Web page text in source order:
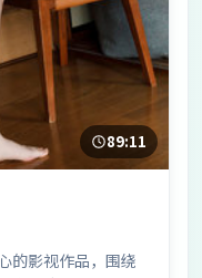
89:11
的影视作品，围绕